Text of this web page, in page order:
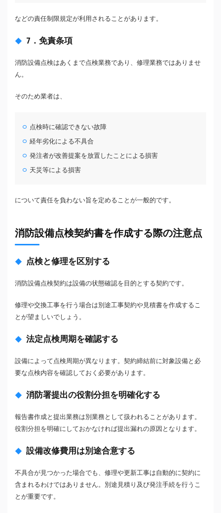
などの責任制限規定が利用されることがあります。
7．免責条項
消防設備点検はあくまで点検業務であり、修理業務ではありませ
ん。
そのため業者は、
点検時に確認できない故障
経年劣化による不具合
発注者が改善提案を放置したことによる損害
天災等による損害
について責任を負わない旨を定めることが一般的です。
消防設備点検契約書を作成する際の注意点
点検と修理を区別する
消防設備点検契約は設備の状態確認を目的とする契約です。
修理や交換工事を行う場合は別途工事契約や見積書を作成するこ
とが望ましいでしょう。
法定点検周期を確認する
設備によって点検周期が異なります。契約締結前に対象設備と必
要な点検内容を確認しておく必要があります。
消防署提出の役割分担を明確化する
報告書作成と提出業務は別業務として扱われることがあります。
役割分担を明確にしておかなければ提出漏れの原因となります。
設備改修費用は別途合意する
不具合が見つかった場合でも、修理や更新工事は自動的に契約に
含まれるわけではありません。別途見積り及び発注手続を行うこ
とが重要です。